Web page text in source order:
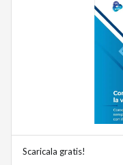
Scaricala gratis!